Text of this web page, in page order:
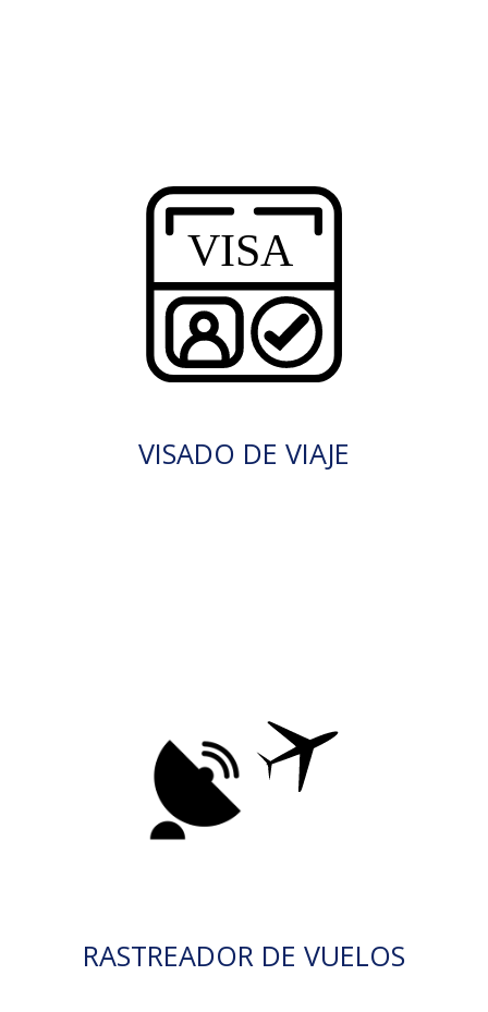
VISADO DE VIAJE
RASTREADOR DE VUELOS